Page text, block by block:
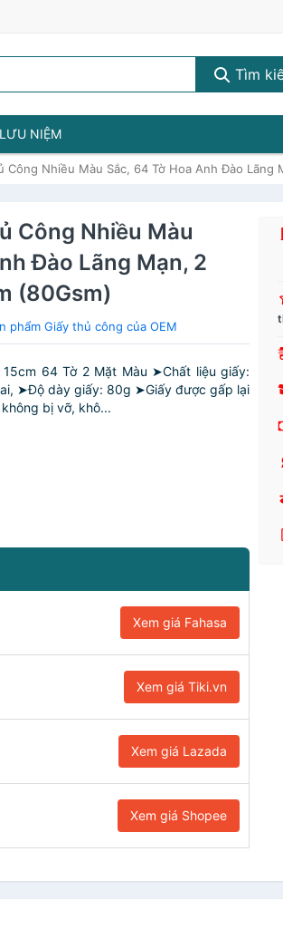
Tìm
NIỆM
Công Nhiều Màu Sắc, 64 Tờ Hoa Anh Đào Lãng
Công Nhiều Màu
Đào Lãng Mạn, 2
(80Gsm)
phẩm Giấy thủ công của OEM
64 Tờ 2 Mặt Màu ➤Chất liệu giấy:
➤Độ dày giấy: 80g ➤Giấy được gấp lại
bị vỡ, khô...
Xem giá Fahasa
Xem giá Tiki.vn
Xem giá Lazada
Xem giá Shopee